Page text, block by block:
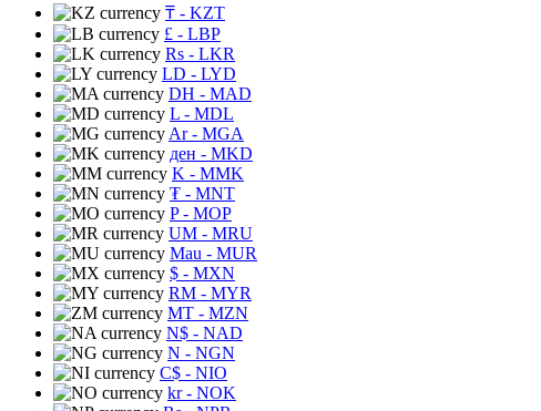
₸ - KZT
£ - LBP
Rs - LKR
LD - LYD
DH - MAD
L - MDL
Ar- MGA
ден - MKD
K - MMK
₮ - MNT
P- MOP
UM - MRU
Mau - MUR
$ - MXN
RM - MYR
MT - MZN
N$ - NAD
N - NGN
C$ - NIO
kr- NOK